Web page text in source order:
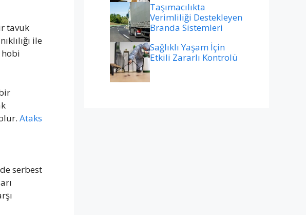
tavuk
ile
Ataks
serbest
Taşımacılıkta
Verimliliği Destekleyen
Branda Sistemleri
Sağlıklı Yaşam İçin
Etkili Zararlı Kontrolü